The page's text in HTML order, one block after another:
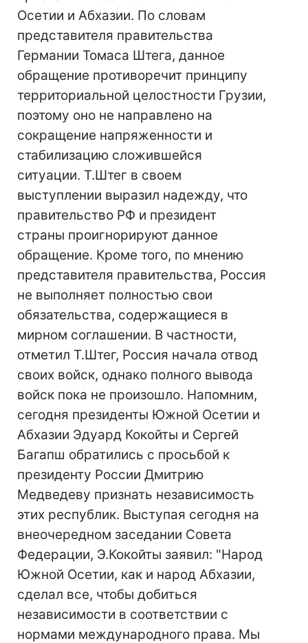
Осетии и Абхазии. По словам
представителя правительства
Германии Томаса Штега, данное
обращение противоречит принципу
территориальной целостности Грузии,
поэтому оно не направлено на
сокращение напряженности и
стабилизацию сложившейся
ситуации. Т.Штег в своем
выступлении выразил надежду, что
правительство РФ и президент
страны проигнорируют данное
обращение. Кроме того, по мнению
представителя правительства, Россия
не выполняет полностью свои
обязательства, содержащиеся в
мирном соглашении. В частности,
отметил Т.Штег, Россия начала отвод
своих войск, однако полного вывода
войск пока не произошло. Напомним,
сегодня президенты Южной Осетии и
Абхазии Эдуард Кокойты и Сергей
Багапш обратились с просьбой к
президенту России Дмитрию
Медведеву признать независимость
этих республик. Выступая сегодня на
внеочередном заседании Совета
Федерации, Э.Кокойты заявил: "Народ
Южной Осетии, как и народ Абхазии,
сделал все, чтобы добиться
независимости в соответствии с
нормами международного права. Мы